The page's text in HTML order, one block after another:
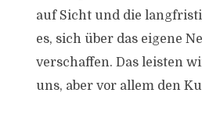
auf Sicht und die
es, sich über das eigene
verschaffen. Das leisten
uns, aber vor allem den